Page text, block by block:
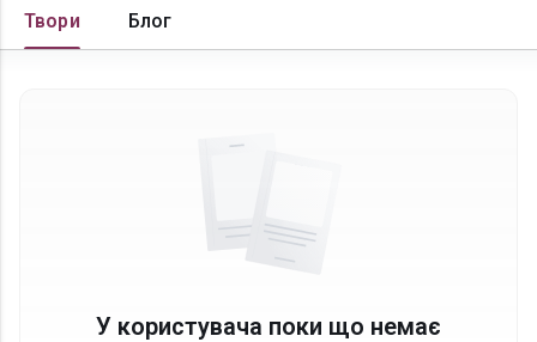
Твори Блог
У користувача поки що немає